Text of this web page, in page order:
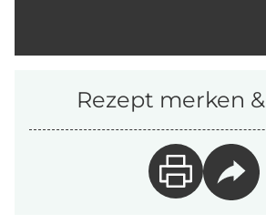
Rezept merken